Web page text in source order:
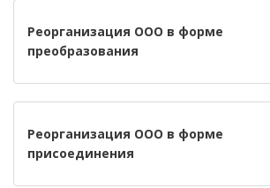
Реорганизация ООО в форме
преобразования
Реорганизация ООО в форме
присоединения